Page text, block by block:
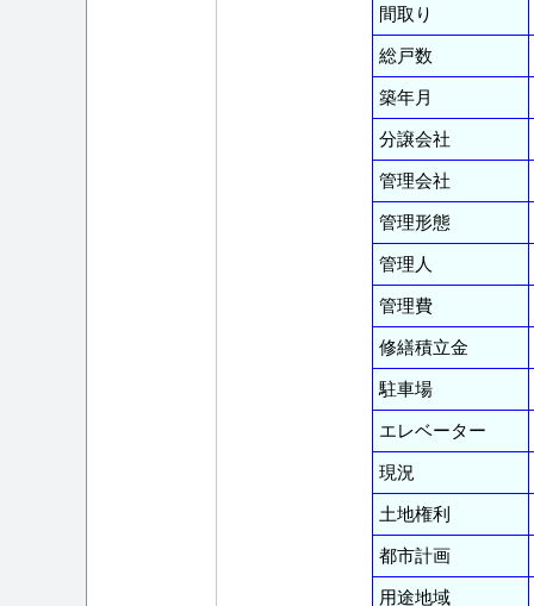
間取り
総戸数
築年月
分譲会社
管理会社
管理形態
管理人
管理費
修繕積立金
駐車場
エレベーター
現況
土地権利
都市計画
用途地域